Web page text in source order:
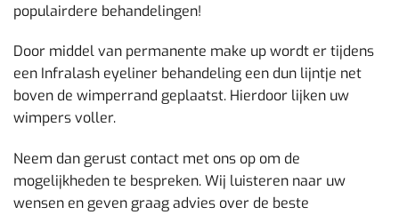
populairdere behandelingen!
Door middel van permanente make up wordt er tijdens
een Infralash eyeliner behandeling een dun lijntje net
boven de wimperrand geplaatst. Hierdoor lijken uw
wimpers voller.
Neem dan gerust contact met ons op om de
mogelijkheden te bespreken. Wij luisteren naar uw
wensen en geven graag advies over de beste